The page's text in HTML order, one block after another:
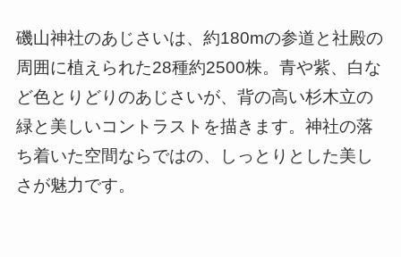
磯山神社のあじさいは、約180mの参道と社殿の
周囲に植えられた28種約2500株。青や紫、白な
ど色とりどりのあじさいが、背の高い杉木立の
緑と美しいコントラストを描きます。神社の落
ち着いた空間ならではの、しっとりとした美し
さが魅力です。